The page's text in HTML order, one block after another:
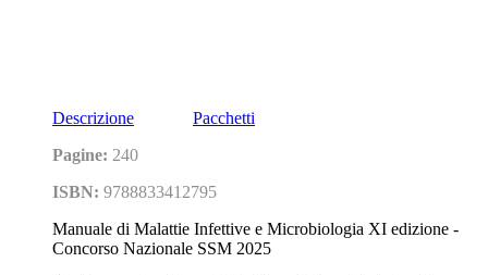
Descrizione
Pacchetti
Pagine: 240
ISBN: 9788833412795
Manuale di Malattie Infettive e Microbiologia XI edizione -
Concorso Nazionale SSM 2025